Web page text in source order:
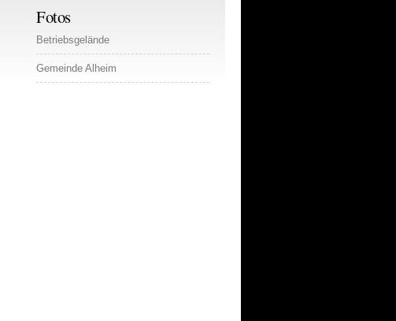
Fotos
Betriebsgelände
Gemeinde Alheim